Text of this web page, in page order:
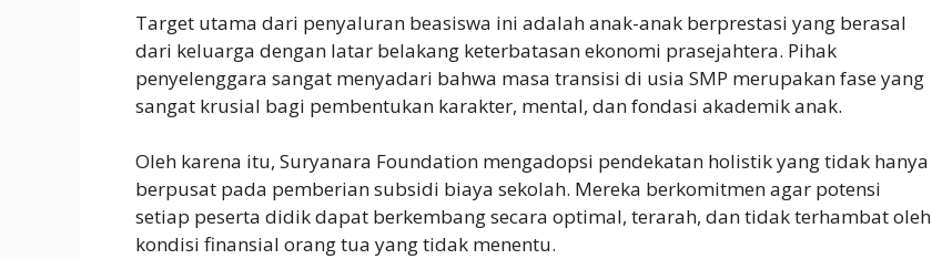
Target utama dari penyaluran beasiswa ini adalah anak-anak berprestasi yang berasal
dari keluarga dengan latar belakang keterbatasan ekonomi prasejahtera. Pihak
penyelenggara sangat menyadari bahwa masa transisi di usia SMP merupakan fase yang
sangat krusial bagi pembentukan karakter, mental, dan fondasi akademik anak.
Oleh karena itu, Suryanara Foundation mengadopsi pendekatan holistik yang tidak hanya
berpusat pada pemberian subsidi biaya sekolah. Mereka berkomitmen agar potensi
setiap peserta didik dapat berkembang secara optimal, terarah, dan tidak terhambat oleh
kondisi finansial orang tua yang tidak menentu.